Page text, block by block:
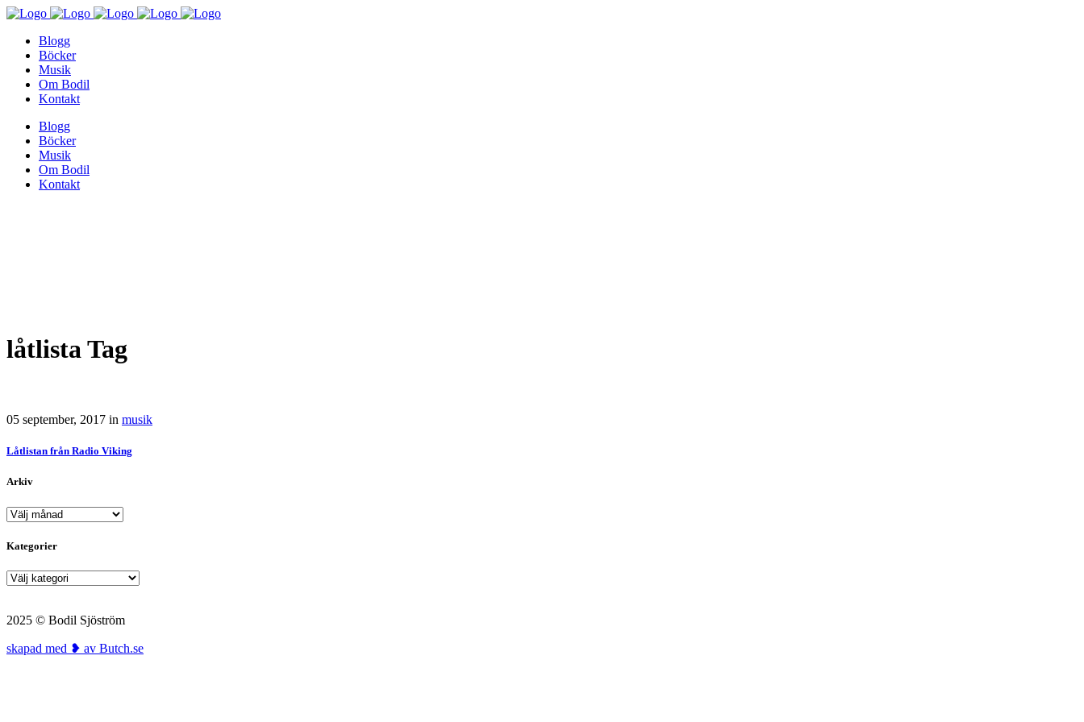
Blogg
Böcker
Musik
Om Bodil
Kontakt
Blogg
Böcker
Musik
Om Bodil
Kontakt
låtlista Tag
05 september, 2017 in musik
Låtlistan från Radio Viking
Arkiv
Arkiv
Kategorier
Kategorier
2025 © Bodil Sjöström
skapad med ❥ av Butch.se